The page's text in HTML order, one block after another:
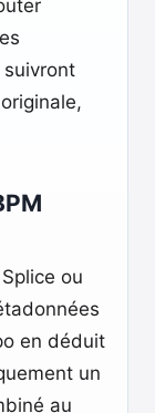
ou
en déduit
un
au